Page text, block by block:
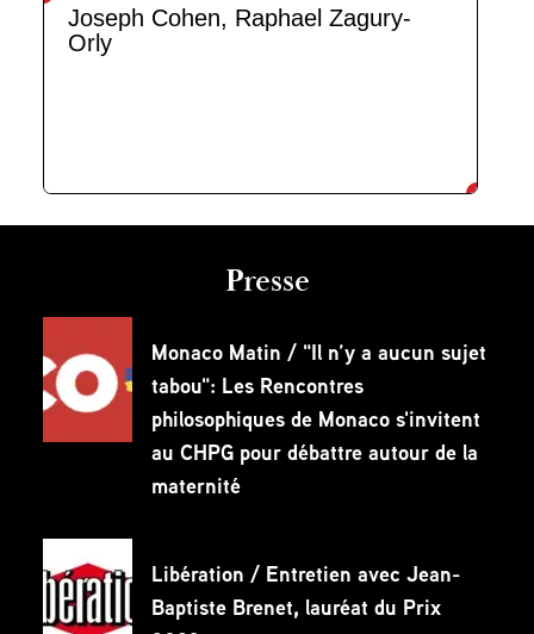
Joseph Cohen, Raphael Zagury-
Orly
Presse
Monaco Matin / "Il n’y a aucun sujet
tabou": Les Rencontres
philosophiques de Monaco s'invitent
au CHPG pour débattre autour de la
maternité
Libération / Entretien avec Jean-
Baptiste Brenet, lauréat du Prix